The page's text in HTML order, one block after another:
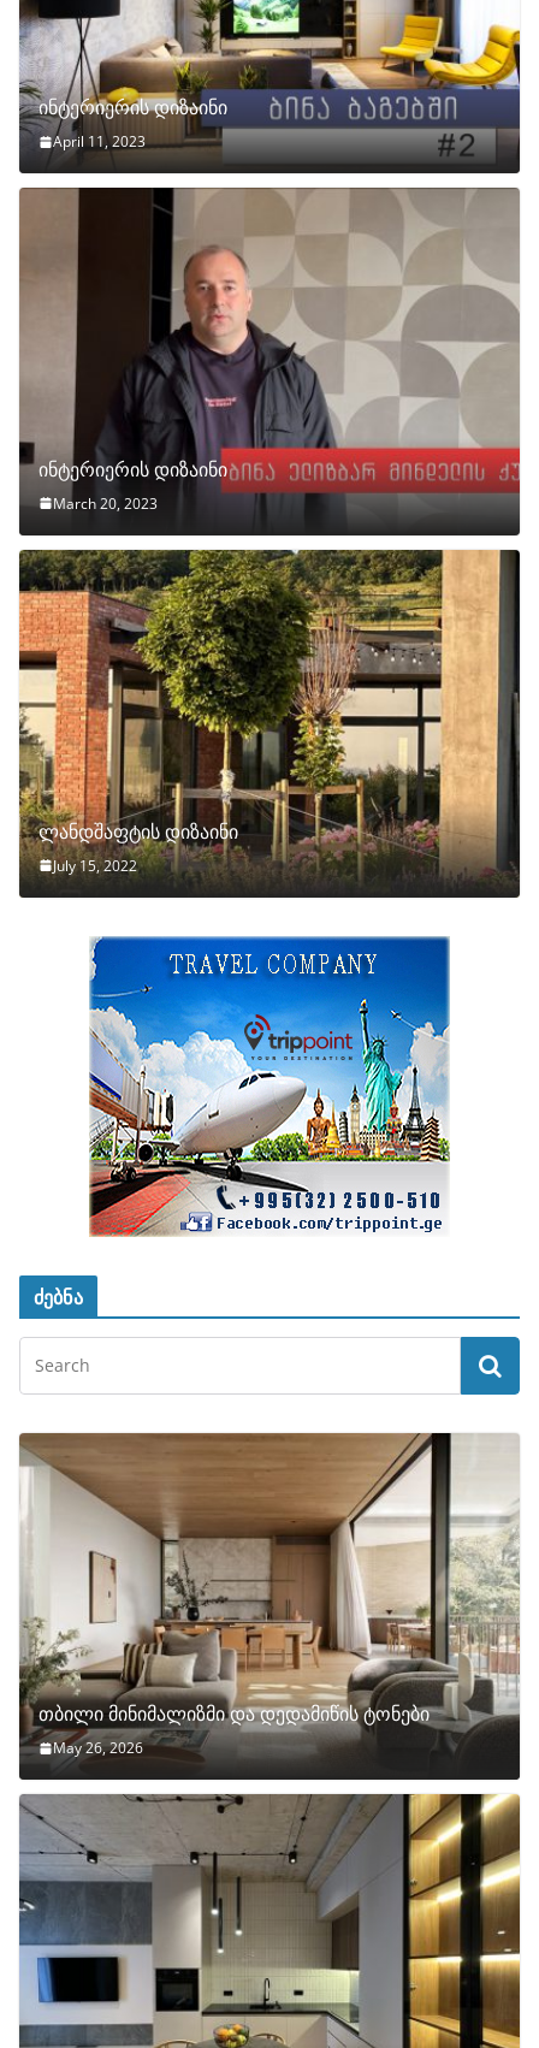
ინტერიერის დიზაინი
April 11, 2023
ინტერიერის დიზაინი
March 20, 2023
ლანდშაფტის დიზაინი
July 15, 2022
ძებნა
თბილი მინიმალიზმი და დედამიწის ტონები
May 26, 2026